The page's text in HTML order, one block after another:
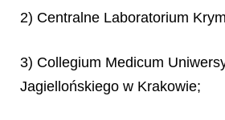
2) Centralne Laboratorium
3) Collegium Medicum
Jagiellońskiego w Krakowie;